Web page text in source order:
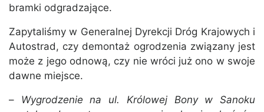
bramki odgradzające.
Zapytaliśmy w Generalnej Dyrekcji Dróg Krajowych i
Autostrad, czy demontaż ogrodzenia związany jest
może z jego odnową, czy nie wróci już ono w swoje
dawne miejsce.
– Wygrodzenie na ul. Królowej Bony w Sanoku